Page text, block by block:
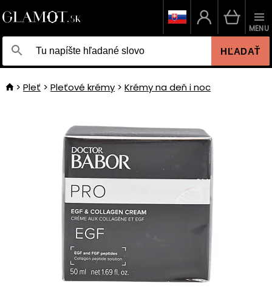
HĽADAŤ
MENU
Pleť Pleťové krémy Krémy na deň i noc